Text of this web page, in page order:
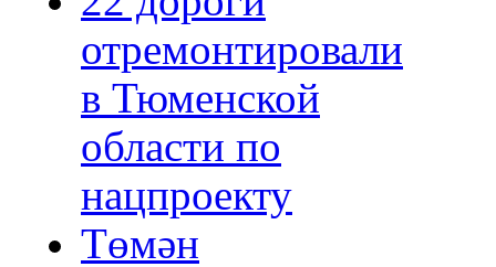
отремонтировали
в Тюменской
области по
нацпроекту
Төмән